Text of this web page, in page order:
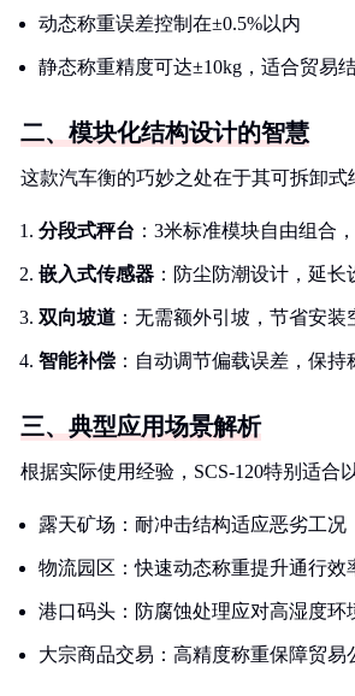
动态称重误差控制在±0.5%以内
静态称重精度可达±10kg，适合贸易
二、模块化结构设计的智慧
这款汽车衡的巧妙之处在于其可拆卸式
分段式秤台 ：3米标准模块自由组合
嵌入式传感器 ：防尘防潮设计，延长
双向坡道 ：无需额外引坡，节省安装
智能补偿 ：自动调节偏载误差，保持
三、典型应用场景解析
根据实际使用经验，SCS-120特别适合
露天矿场：耐冲击结构适应恶劣工况
物流园区：快速动态称重提升通行效
港口码头：防腐蚀处理应对高湿度环
大宗商品交易：高精度称重保障贸易